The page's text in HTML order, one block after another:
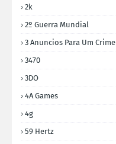
2k
2º Guerra Mundial
3 Anuncios Para Um Crime
3470
3DO
4A Games
4g
59 Hertz